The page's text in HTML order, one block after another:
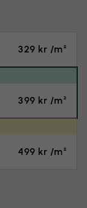
329 kr /m²
399 kr /m²
499 kr /m²